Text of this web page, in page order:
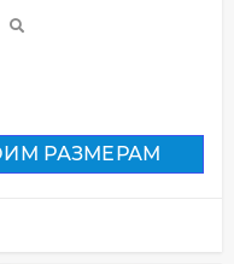
РАЗМЕРАМ